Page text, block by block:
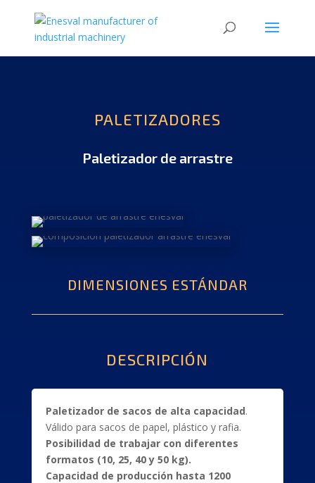
PALETIZADORES
Paletizador de arrastre
DIMENSIONES ESTÁNDAR
DESCRIPCIÓN
Paletizador de sacos de alta capacidad.
Válido para sacos de papel, plástico y rafia.
Posibilidad de trabajar con diferentes
formatos (10, 25, 40 y 50 kg).
Capacidad de producción hasta 1200